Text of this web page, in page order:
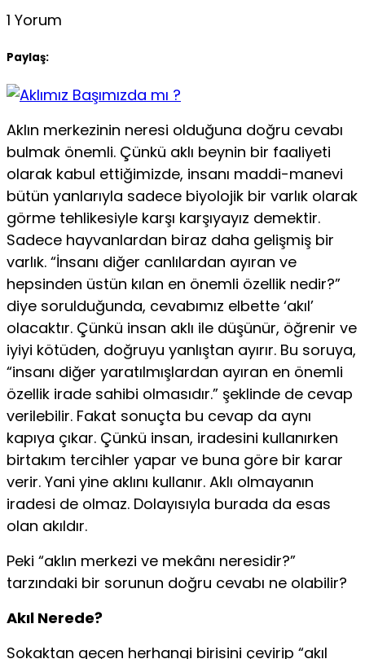
1 Yorum
Paylaş:
Aklın merkezinin neresi olduğuna doğru cevabı
bulmak önemli. Çünkü aklı beynin bir faaliyeti
olarak kabul ettiğimizde, insanı maddi-manevi
bütün yanlarıyla sadece biyolojik bir varlık olarak
görme tehlikesiyle karşı karşıyayız demektir.
Sadece hayvanlardan biraz daha gelişmiş bir
varlık. “İnsanı diğer canlılardan ayıran ve
hepsinden üstün kılan en önemli özellik nedir?”
diye sorulduğunda, cevabımız elbette ‘akıl’
olacaktır. Çünkü insan aklı ile düşünür, öğrenir ve
iyiyi kötüden, doğruyu yanlıştan ayırır. Bu soruya,
“insanı diğer yaratılmışlardan ayıran en önemli
özellik irade sahibi olmasıdır.” şeklinde de cevap
verilebilir. Fakat sonuçta bu cevap da aynı
kapıya çıkar. Çünkü insan, iradesini kullanırken
birtakım tercihler yapar ve buna göre bir karar
verir. Yani yine aklını kullanır. Aklı olmayanın
iradesi de olmaz. Dolayısıyla burada da esas
olan akıldır.
Peki “aklın merkezi ve mekânı neresidir?”
tarzındaki bir sorunun doğru cevabı ne olabilir?
Akıl Nerede?
Sokaktan geçen herhangi birisini çevirip “akıl